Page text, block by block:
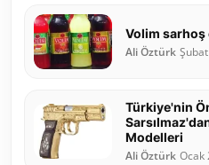
Volim sarhoş
Ali Öztürk
Türkiye'nin
Modelleri
Ali Öztürk Ocak